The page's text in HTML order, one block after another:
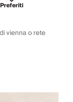
Preferiti
vienna o rete